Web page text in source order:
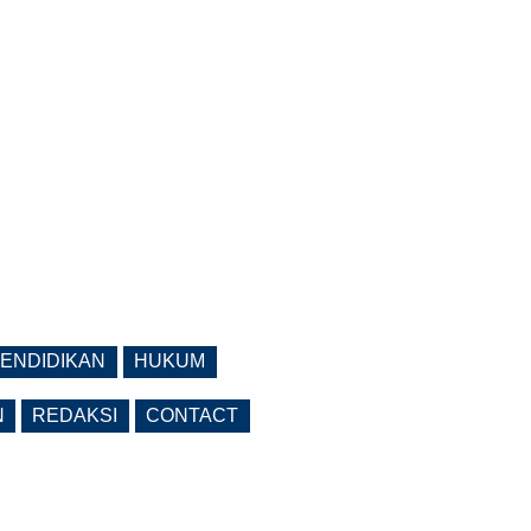
HUKUM
REDAKSI CONTACT